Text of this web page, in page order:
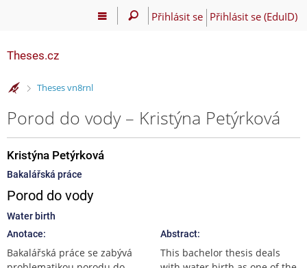
Přihlásit se Přihlásit se (EduID)
Theses.cz
>
Theses vn8rnl
Porod do vody – Kristýna Petýrková
Kristýna Petýrková
Bakalářská práce
Porod do vody
Water birth
Anotace:
Bakalářská práce se zabývá
Abstract:
This bachelor thesis deals